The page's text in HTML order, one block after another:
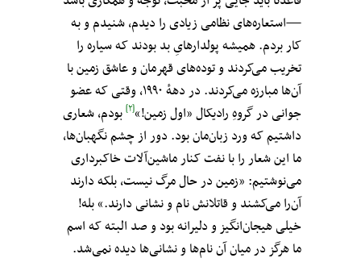
—استعاره‌های نظامی زیادی را دیدم، شنیدم و به
کار بردم. همیشه پولدارهایِ بد بودند که سیاره‌ را
تخریب می‌کردند و توده‌های قهرمان و عاشق زمین با
آن‌ها مبارزه می‌کردند. در دههٔ ۱۹۹۰، وقتی که عضو
جوانی در گروهِ رادیکال «اول زمین!»[۲] بودم، شعاری
داشتیم که ورد زبان‌مان بود. دور از چشم نگهبان‌ها،
ما این شعار را با نفت کنار ماشین‌آلات خاکبرداری
می‌نوشتیم: «زمین در حال مرگ نیست، بلکه دارند
آن‌را می‌کشند و قاتلانش نام و نشانی دارند.» بله!
خیلی هیجان‌انگیز و دلیرانه بود و صد البته که اسم
ما هرگز در میان آن‌ نام‌ها و نشانی‌ها دیده نمی‌شد.